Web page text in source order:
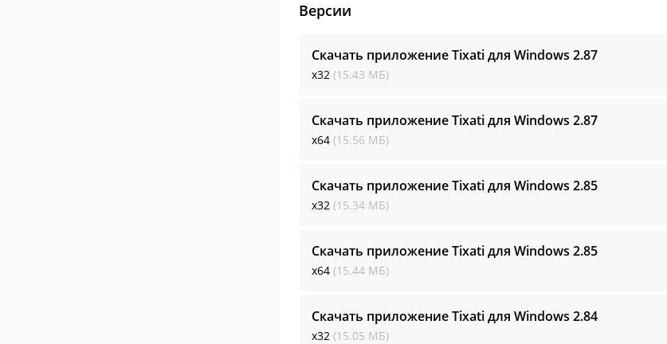
Версии
Скачать приложение Tixati для Windows 2.87
x32 (15.43 МБ)
Скачать приложение Tixati для Windows 2.87
x64 (15.56 МБ)
Скачать приложение Tixati для Windows 2.85
x32 (15.34 МБ)
Скачать приложение Tixati для Windows 2.85
x64 (15.44 МБ)
Скачать приложение Tixati для Windows 2.84
x32 (15.05 МБ)